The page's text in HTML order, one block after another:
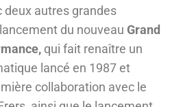
deux autres grandes
du nouveau Grand
qui fait renaître un
lancé en 1987 et
collaboration avec le